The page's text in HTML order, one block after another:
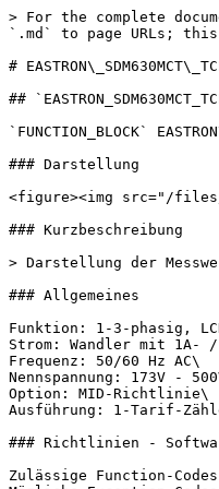
> For the complete documentation index, see [llms.txt](https://support.powerio.com/hub/llms.txt). Markdown versions of documentation pages are available by appending `.md` to page URLs; this page is available as [Markdown](https://support.powerio.com/hub/codesys-hvac/hvac-modbus-library/functionblocks/siemens/siemens_pac_3200.md).

# EASTRON\_SDM630MCT\_TCP

## `EASTRON_SDM630MCT_TCP` (FB)

`FUNCTION_BLOCK` EASTRON\_SDM630MCT\_TCP

### Darstellung

<figure><img src="/files/Ft7BK8T0pcs4g9H3JlEW" alt=""><figcaption></figcaption></figure>

### Kurzbeschreibung

> Darstellung der Messwerte eines Energiezählers der Fa. Eastron SDM630MCT in der TCP-Variante.

### Allgemeines

Funktion: 1-3-phasig, LCD-Anzeige, mit / ohne Stromwandler\
Strom: Wandler mit 1A- / 5A - Ausgang\
Frequenz: 50/60 Hz AC\
Nennspannung: 173V - 500V\
Option: MID-Richtlinie\
Ausführung: 1-Tarif-Zähler

### Richtlinien - Softwareerstellung

Zulässige Function-Codes: 03, 04, 08, 16\
Mögliche Exception-Codes: 01,02,03,05\
Mögliche